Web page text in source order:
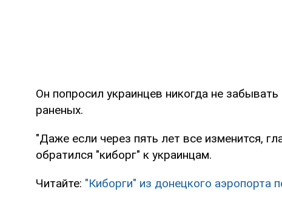
Он попросил украинцев никогда не
раненых.
"Даже если через пять лет все изменится,
обратился "киборг" к украинцам.
Читайте: "Киборги" из донецкого аэропорта